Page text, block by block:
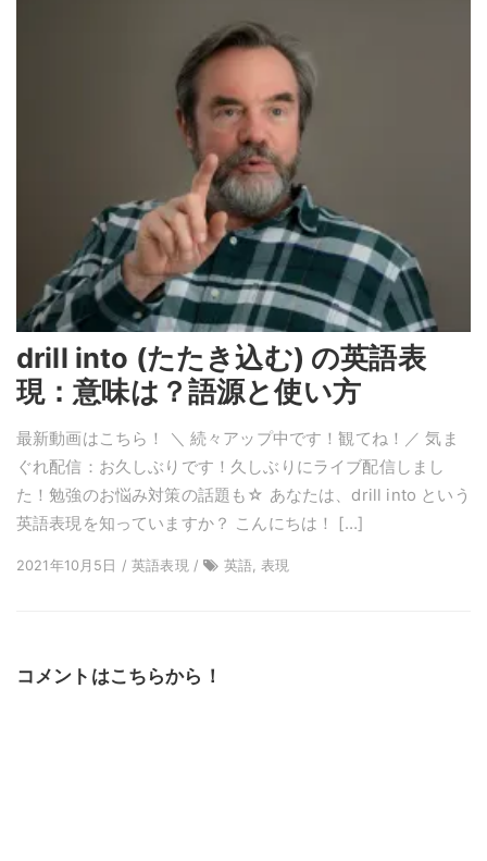
drill into (たたき込む) の英語表
現：意味は？語源と使い方
最新動画はこちら！ ＼ 続々アップ中です！観てね！／ 気ま
ぐれ配信：お久しぶりです！久しぶりにライブ配信しまし
た！勉強のお悩み対策の話題も☆ あなたは、drill into という
英語表現を知っていますか？ こんにちは！ […]
2021年10月5日 / 英語表現 / 英語, 表現
コメントはこちらから！